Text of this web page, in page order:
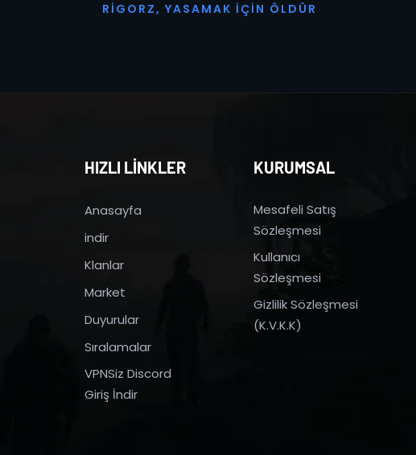
R I G O R Z, YASAMAK İ ÇI N Ö L D Ü R
HIZLI LİNKLER
Anasayfa
indir
Klanlar
Market
Duyurular
Sıralamalar
VPNSiz Discord
Giriş İndir
KURUMSAL
Mesafeli Satış
Sözleşmesi
Kullanıcı
Sözleşmesi
Gizlilik Sözleşmesi
(K.V.K.K)